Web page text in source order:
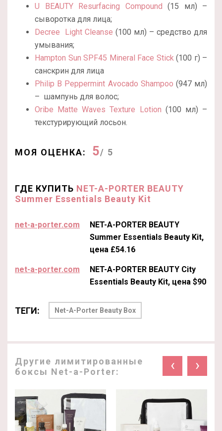
U BEAUTY Resurfacing Compound (15 мл) –
сыворотка для лица;
Decree Light Cleanse (100 мл) – средство для
умывания;
Hampton Sun SPF45 Mineral Face Stick (100 г) –
санскрин для лица
Philip B Peppermint Avocado Shampoo (947 мл)
– шампунь для волос;
Oribe Matte Waves Texture Lotion (100 мл) –
текстурирующий лосьон.
МОЯ ОЦЕНКА: 5/ 5
ГДЕ КУПИТЬ NET-A-PORTER BEAUTY
Summer Essentials Beauty Kit
net-a-porter.com
NET-A-PORTER BEAUTY
Summer Essentials Beauty Kit,
цена £54.16
net-a-porter.com
NET-A-PORTER BEAUTY City
Essentials Beauty Kit, цена $90
ТЕГИ: Net-A-Porter Beauty Box
Другие лимитированные
боксы Net-a-Porter:
‹ ›